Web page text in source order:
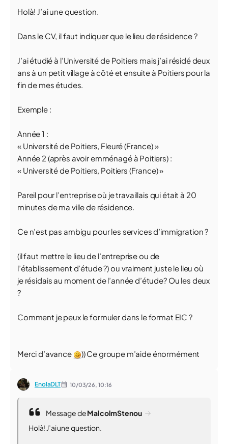
Holà! J’ai une question.
Dans le CV, il faut indiquer que le lieu de résidence ?
J’ai étudié à l’Université de Poitiers mais j’ai résidé deux
ans à un petit village à côté et ensuite à Poitiers pour la
fin de mes études.
Exemple :
Année 1 :
« Université de Poitiers, Fleuré (France) »
Année 2 (après avoir emménagé à Poitiers) :
« Université de Poitiers, Poitiers (France) »
Pareil pour l’entreprise où je travaillais qui était à 20
minutes de ma ville de résidence.
Ce n’est pas ambigu pour les services d’immigration ?
(il faut mettre le lieu de l’entreprise ou de
l’établissement d’étude ?) ou vraiment juste le lieu où
je résidais au moment de l’année d’étude? Ou les deux
?
Comment je peux le formuler dans le format EIC ?
Merci d’avance )) Ce groupe m’aide énormément
EnolaDLT 10/03/26, 10:16
Message deMalcolmStenou
Holà! J’ai une question.